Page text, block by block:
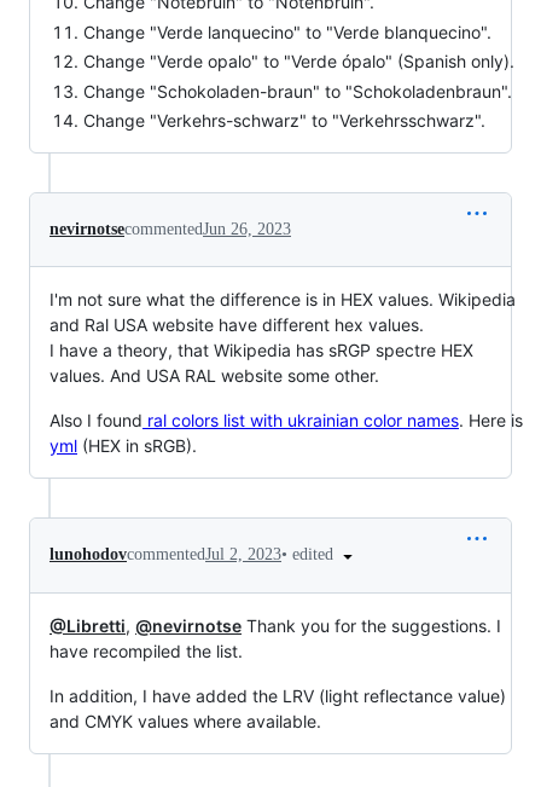
Change "Verde lanquecino" to "Verde blanquecino".
Change "Verde opalo" to "Verde ópalo" (Spanish only).
Change "Schokoladen-braun" to "Schokoladenbraun".
Change "Verkehrs-schwarz" to "Verkehrsschwarz".
nevirnotsecommentedJun 26, 2023
I'm not sure what the difference is in HEX values. Wikipedia
and Ral USA website have different hex values.
I have a theory, that Wikipedia has sRGP spectre HEX
values. And USA RAL website some other.
Also I found ral colors list with ukrainian color names. Here is
yml (HEX in sRGB).
lunohodovcommentedJul 2, 2023• edited
@Libretti, @nevirnotse Thank you for the suggestions. I
have recompiled the list.
In addition, I have added the LRV (light reflectance value)
and CMYK values where available.